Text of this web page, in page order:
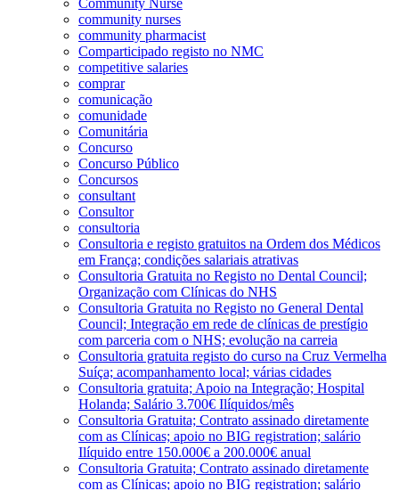
community nurses
community pharmacist
Comparticipado registo no NMC
competitive salaries
comprar
comunicação
comunidade
Comunitária
Concurso
Concurso Público
Concursos
consultant
Consultor
consultoria
Consultoria e registo gratuitos na Ordem dos Médicos
em França; condições salariais atrativas
Consultoria Gratuita no Registo no Dental Council;
Organização com Clínicas do NHS
Consultoria Gratuita no Registo no General Dental
Council; Integração em rede de clínicas de prestígio
com parceria com o NHS; evolução na carreia
Consultoria gratuita registo do curso na Cruz Vermelha
Suíça; acompanhamento local; várias cidades
Consultoria gratuita; Apoio na Integração; Hospital
Holanda; Salário 3.700€ Ilíquidos/mês
Consultoria Gratuita; Contrato assinado diretamente
com as Clínicas; apoio no BIG registration; salário
Ilíquido entre 150.000€ a 200.000€ anual
Consultoria Gratuita; Contrato assinado diretamente
com as Clínicas; apoio no BIG registration; salário